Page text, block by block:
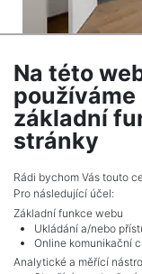
Byt na prodej /
Praha 4 -
17 946 000 Kč
Na této
základní
stránky
Rádi bychom Vás touto
Pro následující účel:
Základní funkce webu
Ukládání a/nebo
Online komunikační
Analytické a měřící